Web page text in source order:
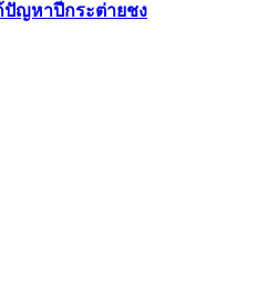
ปัญหาปีกระต่ายชง